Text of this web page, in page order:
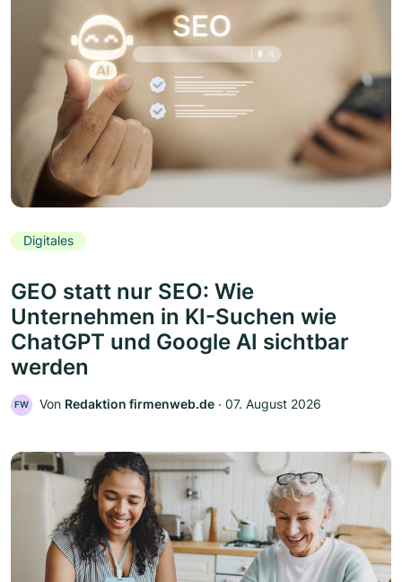
Digitales
GEO statt nur SEO: Wie
Unternehmen in KI-Suchen wie
ChatGPT und Google AI sichtbar
werden
FW Von Redaktion firmenweb.de ‧ 07. August 2026